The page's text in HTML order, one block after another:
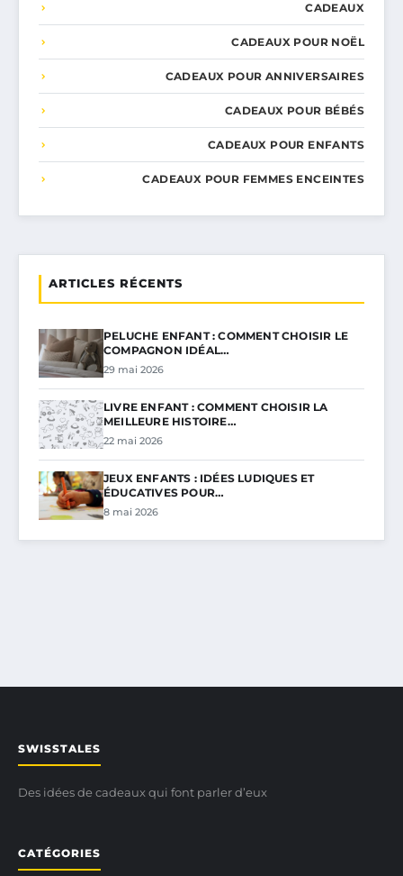
CADEAUX
CADEAUX POUR NOËL
CADEAUX POUR ANNIVERSAIRES
CADEAUX POUR BÉBÉS
CADEAUX POUR ENFANTS
CADEAUX POUR FEMMES ENCEINTES
ARTICLES RÉCENTS
PELUCHE ENFANT : COMMENT CHOISIR LE
COMPAGNON IDÉAL…
29 mai 2026
LIVRE ENFANT : COMMENT CHOISIR LA
MEILLEURE HISTOIRE…
22 mai 2026
JEUX ENFANTS : IDÉES LUDIQUES ET
ÉDUCATIVES POUR…
8 mai 2026
SWISSTALES
Des idées de cadeaux qui font parler d’eux
CATÉGORIES